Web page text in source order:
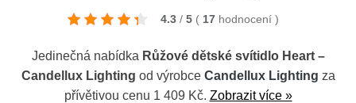
4.3 / 5 ( 17 hodnocení )
Jedinečná nabídka Růžové dětské svítidlo Heart –
Candellux Lighting od výrobce Candellux Lighting za
přívětivou cenu 1 409 Kč. Zobrazit více »